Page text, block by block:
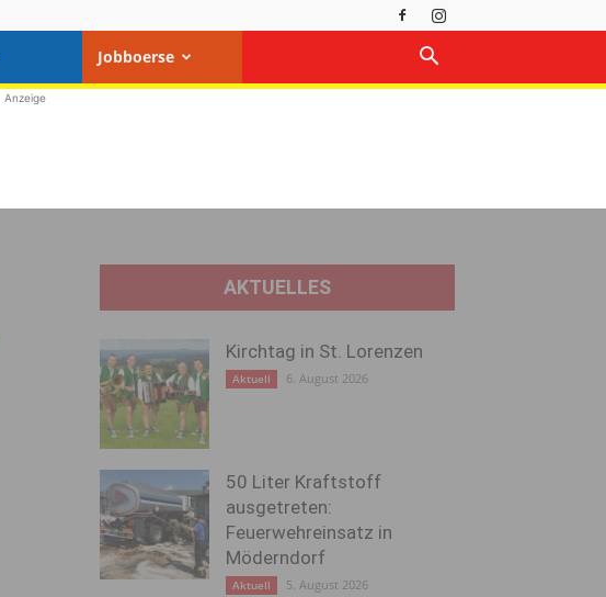
Jobboerse
Anzeige
AKTUELLES
Kirchtag in St. Lorenzen
Aktuell 6. August 2026
50 Liter Kraftstoff
ausgetreten:
Feuerwehreinsatz in
Möderndorf
Aktuell 5. August 2026